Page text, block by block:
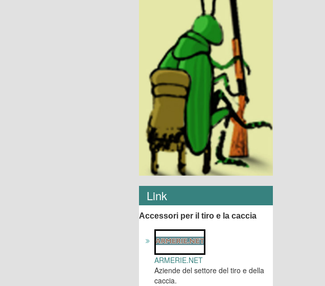
Link
Accessori per il tiro e la caccia
ARMERIE.NET
Aziende del settore del tiro e della
caccia.